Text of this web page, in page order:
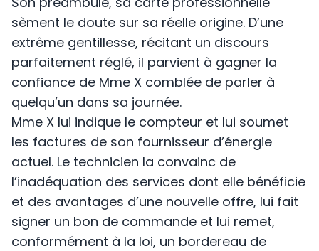
sèment le doute sur sa réelle origine. D’une
extrême gentillesse, récitant un discours
parfaitement réglé, il parvient à gagner la
confiance de Mme X comblée de parler à
quelqu’un dans sa journée.
Mme X lui indique le compteur et lui soumet
les factures de son fournisseur d’énergie
actuel. Le technicien la convainc de
l’inadéquation des services dont elle bénéficie
et des avantages d’une nouvelle offre, lui fait
signer un bon de commande et lui remet,
conformément à la loi, un bordereau de